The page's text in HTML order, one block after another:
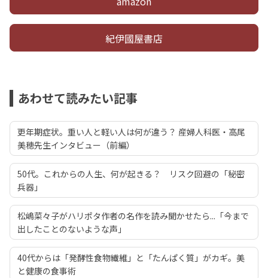
紀伊國屋書店
あわせて読みたい記事
更年期症状。重い人と軽い人は何が違う？ 産婦人科医・高尾
美穂先生インタビュー（前編）
50代。これからの人生、何が起きる？ リスク回避の「秘密
兵器」
松嶋菜々子がハリポタ作者の名作を読み聞かせたら...「今まで
出したことのないような声」
40代からは「発酵性食物繊維」と「たんぱく質」がカギ。美
と健康の食事術